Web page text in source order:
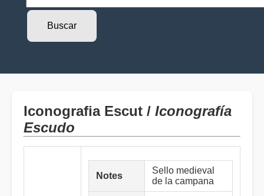
Iconografia Escut / Iconografía
Escudo
Notes
Sello medieval
de la campana